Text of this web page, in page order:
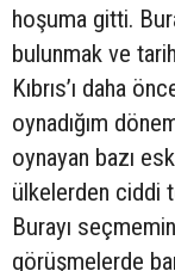
hoşuma gitti.
bulunmak ve
Kıbrıs’ı daha
oynadığım
oynayan bazı
ülkelerden ciddi
Burayı
görüşmelerde